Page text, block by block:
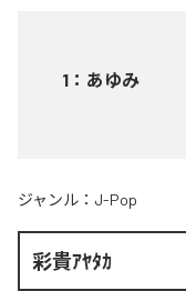
1 ： あゆみ
ジャンル： J-Pop
彩貴ｱﾔﾀｶ